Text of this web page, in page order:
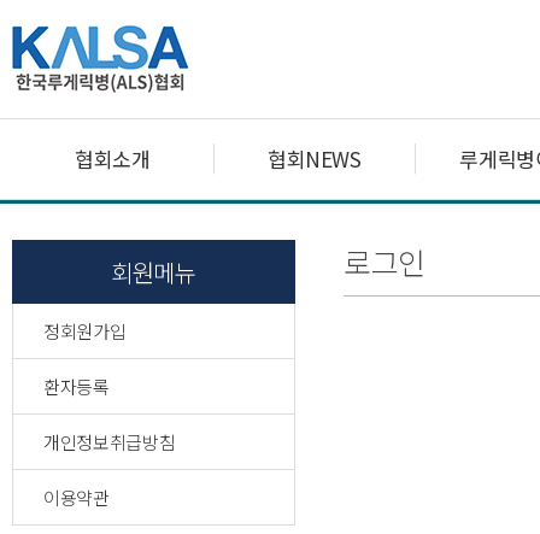
협회소개 협회NEWS 루게릭
회원메뉴
정회원가입
환자등록
개인정보취급방침
이용약관
로그인